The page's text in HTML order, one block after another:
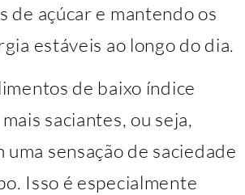
de açúcar e mantendo os
estáveis ao longo do dia.
de baixo índice
saciantes, ou seja,
sensação de saciedade
Isso é especialmente